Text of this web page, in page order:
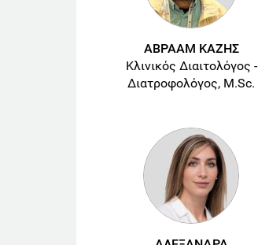
ΑΒΡΑΑΜ ΚΑΖΗΣ
Κλινικός Διαιτολόγος -
Διατροφολόγος, M.Sc.